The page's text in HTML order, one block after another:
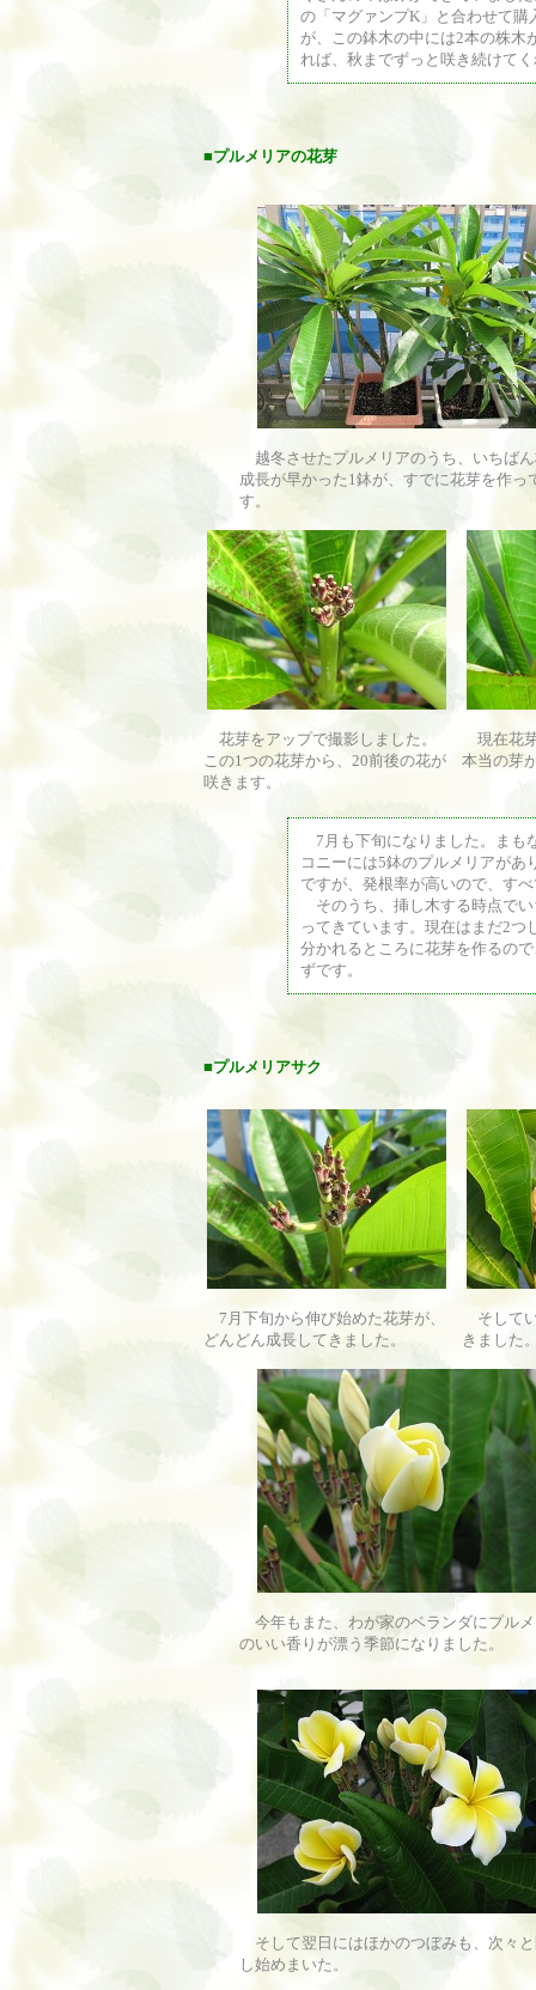
の「マグァンプK」と合わせて
が、この鉢木の中には2本の株木
れば、秋までずっと咲き続けて
■プルメリアの花芽
越冬させたプルメリアのうち、いちば
成長が早かった1鉢が、すでに花芽を作っ
す。
花芽をアップで撮影しました。
この1つの花芽から、20前後の花が
咲きます。
現在花
本当の芽
7月も下旬になりました。まも
コニーには5鉢のプルメリアが
ですが、発根率が高いので、す
そのうち、挿し木する時点で
ってきています。現在はまだ2
分かれるところに花芽を作るの
ずです。
■プルメリアサク
7月下旬から伸び始めた花芽が、
どんどん成長してきました。
そして
きました
今年もまた、わが家のベランダにプル
のいい香りが漂う季節になりました。
そして翌日にはほかのつぼみも、次々
し始めまいた。